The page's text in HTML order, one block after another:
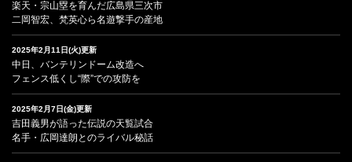
楽天・宗山塁を育んだ広島県三次市
二岡智宏、梵英心ら名遊撃手の産地
2025年2月11日(火)更新
中日、バンテリンドーム改造へ
フェンス低くし“際”での攻防を
2025年2月7日(金)更新
吉田義男が語った伝説の天覧試合
名手・広岡達朗とのライバル秘話